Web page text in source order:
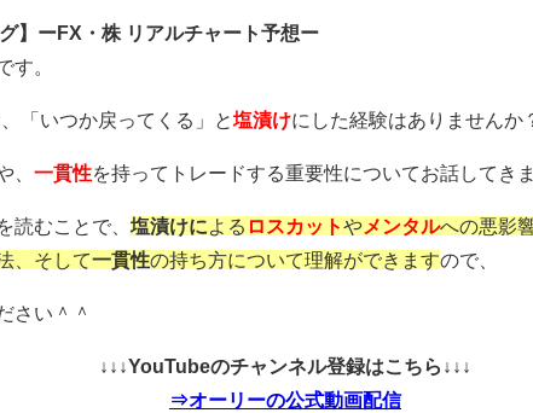
】ーFX・株 リアルチャート予想ー
す。
「いつか戻ってくる」と塩漬けにした経験はありませんか
、一貫性を持ってトレードする重要性についてお話してきま
読むことで、塩漬けに よる ロスカットや メンタルへの悪影響
、そして一貫性の持ち方について理解ができますので、
さい＾＾
↓↓↓YouTubeのチャンネル登録はこちら↓↓↓
⇒オーリーの公式動画配信